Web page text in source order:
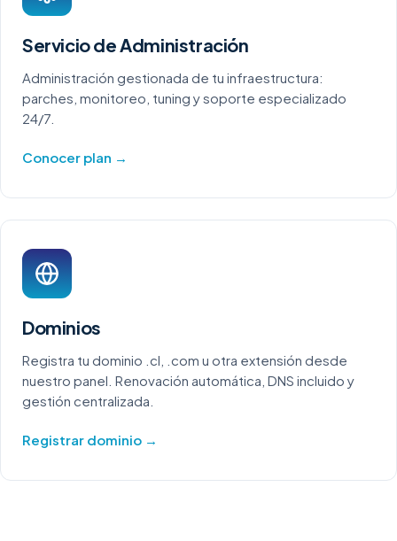
Servicio de Administración
Administración gestionada de tu infraestructura:
parches, monitoreo, tuning y soporte especializado
24/7.
Conocer plan →
Dominios
Registra tu dominio .cl, .com u otra extensión desde
nuestro panel. Renovación automática, DNS incluido y
gestión centralizada.
Registrar dominio →